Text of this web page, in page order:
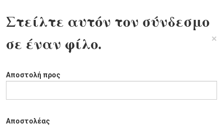
Στείλτε αυτόν τον σύνδεσμο
σε έναν φίλο.
×
Αποστολή προς
Αποστολέας